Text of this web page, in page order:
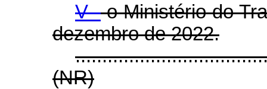
V -o Ministério do
dezembro de 2022.
(NR)